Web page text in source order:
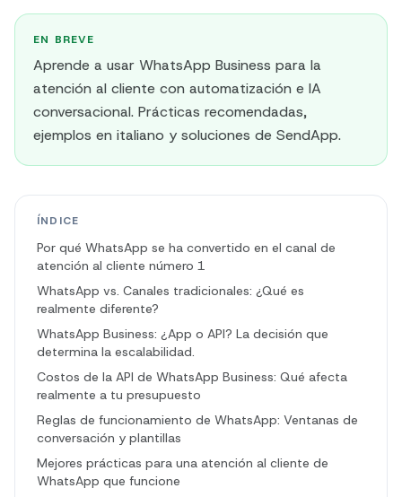
EN BREVE
Aprende a usar WhatsApp Business para la
atención al cliente con automatización e IA
conversacional. Prácticas recomendadas,
ejemplos en italiano y soluciones de SendApp.
ÍNDICE
Por qué WhatsApp se ha convertido en el canal de
atención al cliente número 1
WhatsApp vs. Canales tradicionales: ¿Qué es
realmente diferente?
WhatsApp Business: ¿App o API? La decisión que
determina la escalabilidad.
Costos de la API de WhatsApp Business: Qué afecta
realmente a tu presupuesto
Reglas de funcionamiento de WhatsApp: Ventanas de
conversación y plantillas
Mejores prácticas para una atención al cliente de
WhatsApp que funcione